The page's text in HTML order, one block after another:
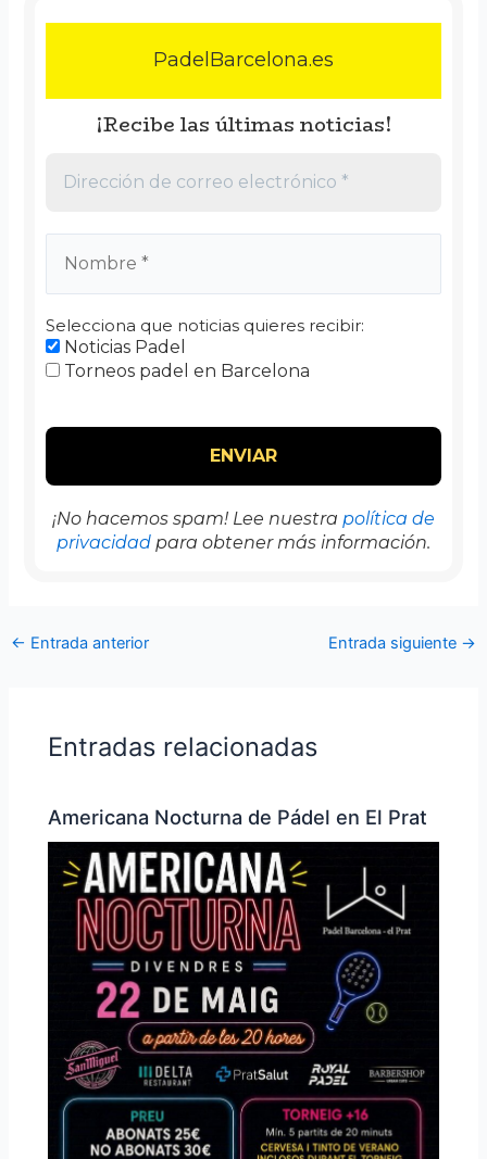
PadelBarcelona.es
¡Recibe las últimas noticias!
Selecciona que noticias quieres recibir:
Noticias Padel
Torneos padel en Barcelona
¡No hacemos spam! Lee nuestra política de
privacidad para obtener más información.
← Entrada anterior Entrada siguiente →
Entradas relacionadas
Americana Nocturna de Pádel en El Prat